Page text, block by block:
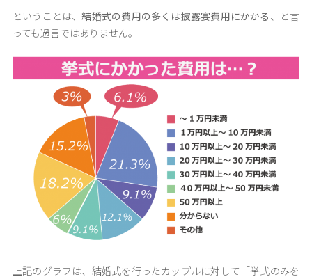
ということは、結婚式の費用の多くは披露宴費用にかかる 、と言
っても過言ではありません。
上記のグラフは、結婚式を行ったカップルに対して「挙式のみを